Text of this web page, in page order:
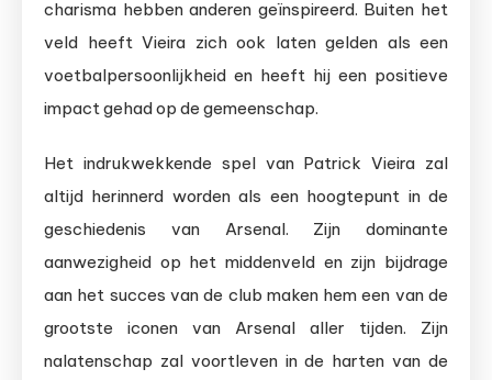
charisma hebben anderen geïnspireerd. Buiten het
veld heeft Vieira zich ook laten gelden als een
voetbalpersoonlijkheid en heeft hij een positieve
impact gehad op de gemeenschap.
Het indrukwekkende spel van Patrick Vieira zal
altijd herinnerd worden als een hoogtepunt in de
geschiedenis van Arsenal. Zijn dominante
aanwezigheid op het middenveld en zijn bijdrage
aan het succes van de club maken hem een van de
grootste iconen van Arsenal aller tijden. Zijn
nalatenschap zal voortleven in de harten van de